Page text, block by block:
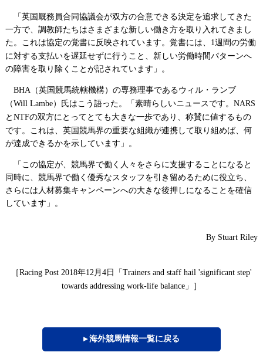
「英国厩務員合同協議会が双方の合意できる決定を追求してきた
一方で、調教師たちはさまざまな新しい働き方を取り入れてきまし
た。これは協定の覚書に反映されています。覚書には、
1週間の労働
に対する支払いを遅延せずに行うこと、新しい労働時間パターンへ
の障害を取り除くことが記されています」。
BHA（英国競馬統轄機構）の専務理事であるウィル・ランブ
（Will Lambe）氏はこう語った。「素晴らしいニュースです。 NARS
と NTFの双方にとってとても大きな一歩であり、称賛に値するもの
です。これは、英国競馬界の重要な組織が連携して取り組めば、何
が達成できるかを示しています」。
「この協定が、競馬界で働く人々をさらに支援することになると
同時に、競馬界で働く優秀なスタッフを引き留めるために役立ち、
さらには人材募集キャンペーンへの大きな後押しになることを確信
しています」。
By Stuart Riley
［Racing Post 2018年12月 4日 「Trainers and staff hail 'significant step'
towards addressing work-life balance」］
▸ 海外競馬情報一覧に戻る